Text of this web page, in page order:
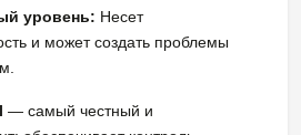
уровень: Несет
и может создать проблемы
— самый честный и